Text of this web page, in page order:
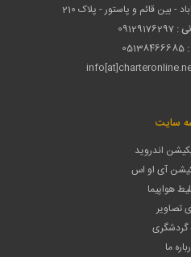
- بین قائم و پاستور - پلاک 210
:
09129176297
05138466685
سایت
اندروید
آی او اس
هواپیما
تصاویر
گردشگری
ما